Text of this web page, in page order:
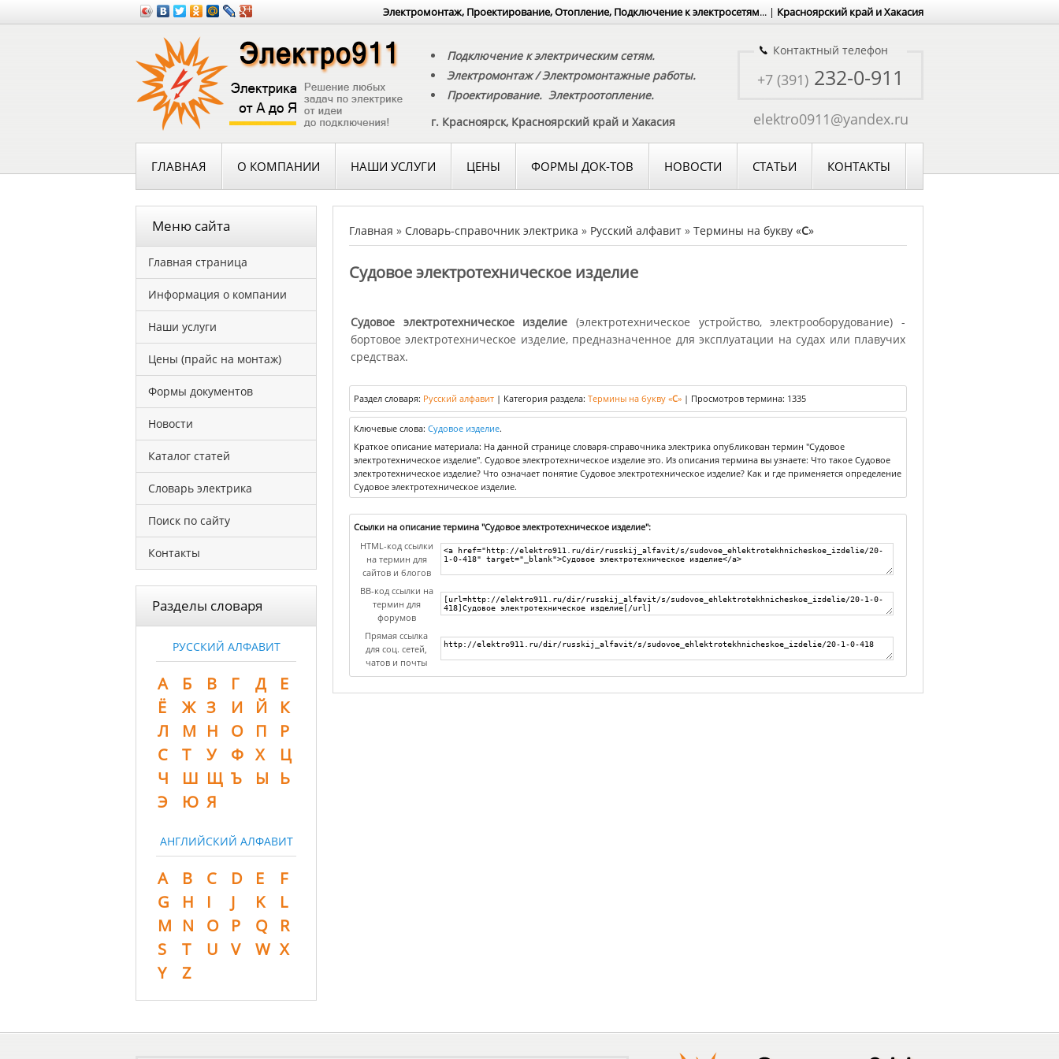
Электромонтаж, Проектирование, Отопление, Подключение к электросетям... | Красноярский край и Хакасия
Подключение к электрическим сетям.
Электромонтаж / Электромонтажные работы.
Проектирование. Электроотопление.
г. Красноярск, Красноярский край и Хакасия
Контактный телефон
+7 (391) 232-0-911
elektro0911@yandex.ru
ГЛАВНАЯ О КОМПАНИИ НАШИ УСЛУГИ ЦЕНЫ ФОРМЫ ДОК-ТОВ НОВОСТИ СТАТЬИ КОНТАКТЫ
Меню сайта
Главная страница
Информация о компании
Наши услуги
Цены (прайс на монтаж)
Формы документов
Новости
Каталог статей
Словарь электрика
Поиск по сайту
Контакты
Разделы словаря
РУССКИЙ АЛФАВИТ
А Б В Г Д
Е
Ё
Ж З И Й
К
Л
М Н О П
Р
С
Т У Ф Х
Ц
Ч
Ш Щ Ъ Ы
Ь
Э
Ю Я
АНГЛИЙСКИЙ АЛФАВИТ
A B C D E
F
G
H I J K
L
M N O P Q
R
S
T U V W X
Y
Z
Главная » Словарь-справочник электрика » Русский алфавит » Термины на букву «С»
Судовое электротехническое изделие
Судовое электротехническое изделие (электротехническое устройство, электрооборудование) -
бортовое электротехническое изделие, предназначенное для эксплуатации на судах или плавучих
средствах.
Раздел словаря: Русский алфавит | Категория раздела: Термины на букву «С» | Просмотров термина: 1335
Ключевые слова: Судовое изделие.
Краткое описание материала: На данной странице словаря-справочника электрика опубликован термин "Судовое
электротехническое изделие". Судовое электротехническое изделие это. Из описания термина вы узнаете: Что такое Судовое
электротехническое изделие? Что означает понятие Судовое электротехническое изделие? Как и где применяется определение
Судовое электротехническое изделие.
Ссылки на описание термина "Судовое электротехническое изделие":
HTML-код ссылки
на термин для
сайтов и блогов
BB-код ссылки на
термин для
форумов
Прямая ссылка
для соц. сетей,
чатов и почты